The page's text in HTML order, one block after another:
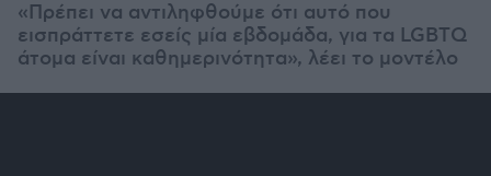
«Πρέπει να αντιληφθούμε ότι αυτό που
εισπράττετε εσείς μία εβδομάδα, για τα LGBTQ
άτομα είναι καθημερινότητα», λέει το μοντέλο